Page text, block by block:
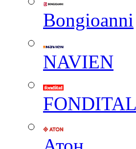
Вongioanni
NAVIEN
FONDITAL